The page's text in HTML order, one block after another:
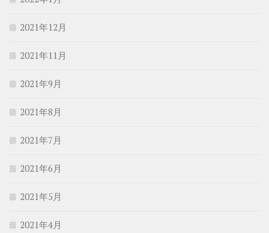
2021年12月
2021年11月
2021年9月
2021年8月
2021年7月
2021年6月
2021年5月
2021年4月